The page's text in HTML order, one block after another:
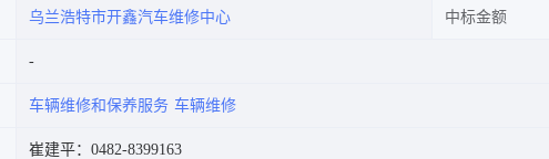
乌兰浩特市开鑫汽车维修中心 中标金额
车辆维修和保养服务 车辆维修
崔建平：0482-8399163